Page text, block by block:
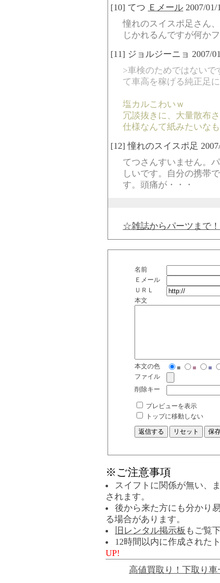
[10] てつ Ｅメール 2007/
憧れのスイスポ足さん
じかれるんですが何か
[11] ジョルジーニョ 2007/
>車検のためではない
て車高を稼げる純正足
塩カルこわいｗ
冗談抜きに、大量散布
仕様なんて紙みたいな
[12] 憧れのスイスポ足
てつさんすいません。
しいです。自分の携帯
す。頭痛が・・・
☆雑誌からパーツまで
名前
Ｅメール
ＵＲＬ
本文
本文の色 ■ ■
■
ファイル
削除キー
プレビューを表示
トップに移動しない
※ご注意事項
スイフトに関係が無い、
されます。
後から来た方にも分かり
る場合があります。
旧レンタル掲示板 もご覧
12時間以内に作成された
UP!
高値買取り！下取り車